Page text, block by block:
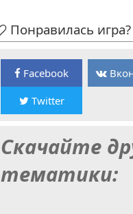
Понравилась
Facebook
Twitter
Скачайте
тематики: